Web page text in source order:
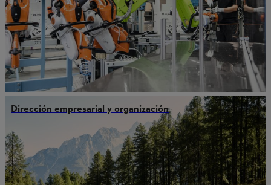
Dirección empresarial y organización